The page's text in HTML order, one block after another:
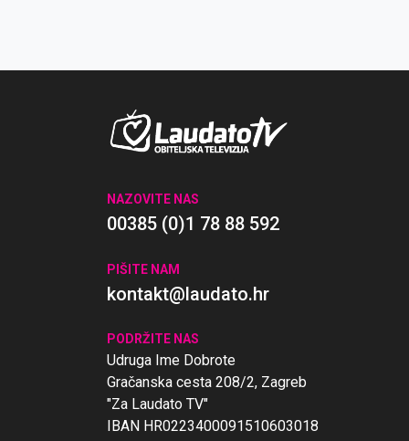
NAZOVITE NAS
00385 (0)1 78 88 592
PIŠITE NAM
kontakt@laudato.hr
PODRŽITE NAS
Udruga Ime Dobrote
Gračanska cesta 208/2, Zagreb
"Za Laudato TV"
IBAN HR0223400091510603018